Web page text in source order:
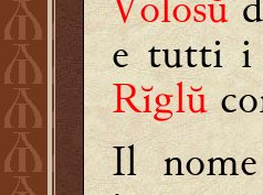
e tutti i
Rĭglŭ
Il